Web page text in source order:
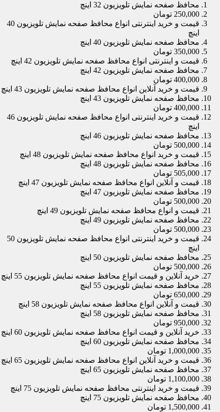
محافظ صفحه نمایش تلویزیون 32 اینچ
250,000 تومان
قیمت و خرید اینترنتی انواع محافظ صفحه نمایش تلویزیون 40
اینچ
محافظ صفحه نمایش تلویزیون 40 اینچ
350,000 تومان
قیمت و اینترنتی انواع محافظ صفحه نمایش تلویزیون 42 اینچ
محافظ صفحه نمایش تلویزیون 42 اینچ
400,000 تومان
قیمت و خرید آنلاین انواع محافظ صفحه نمایش تلویزیون 43 اینچ
محافظ صفحه نمایش تلویزیون 43 اینچ
400,000 تومان
قیمت و خرید اینترنتی انواع محافظ صفحه نمایش تلویزیون 46
اینچ
محافظ صفحه نمایش تلویزیون 46 اینچ
500,000 تومان
قیمت و خرید انواع محافظ صفحه نمایش تلویزیون 48 اینچ
محافظ صفحه نمایش تلویزیون 48 اینچ
505,000 تومان
قیمت و آنلاین انواع محافظ صفحه نمایش تلویزیون 47 اینچ
محافظ صفحه نمایش تلویزیون 47 اینچ
500,000 تومان
قیمت و انواع محافظ صفحه نمایش تلویزیون 49 اینچ
محافظ صفحه نمایش تلویزیون 49 اینچ
500,000 تومان
قیمت و خرید اینترنتی انواع محافظ صفحه نمایش تلویزیون 50
اینچ
محافظ صفحه نمایش تلویزیون 50 اینچ
500,000 تومان
خرید آنلاین و قیمت انواع محافظ صفحه نمایش تلویزیون 55 اینچ
محافظ صفحه نمایش تلویزیون 55 اینچ
650,000 تومان
قیمت و آنلاین انواع محافظ صفحه نمایش تلویزیون 58 اینچ
محافظ صفحه نمایش تلویزیون 58 اینچ
950,000 تومان
خرید آنلاین و قیمت انواع محافظ صفحه نمایش تلویزیون 60 اینچ
محافظ صفحه نمایش تلویزیون 60 اینچ
1,000,000 تومان
قیمت و خرید آنلاین انواع محافظ صفحه نمایش تلویزیون 65 اینچ
محافظ صفحه نمایش تلویزیون 65 اینچ
1,100,000 تومان
قیمت و خرید اینترنتی محافظ صفحه نمایش تلویزیون 75 اینچ
محافظ صفحه نمایش تلویزیون 75 اینچ
1,500,000 تومان